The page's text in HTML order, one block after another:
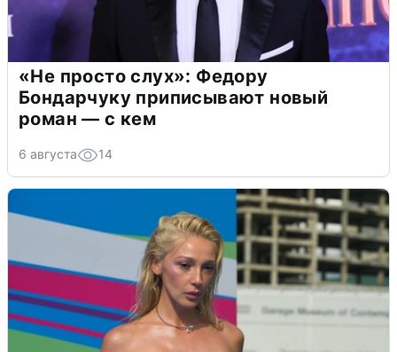
«Не просто слух»: Федору
Бондарчуку приписывают новый
роман — с кем
6 августа 14